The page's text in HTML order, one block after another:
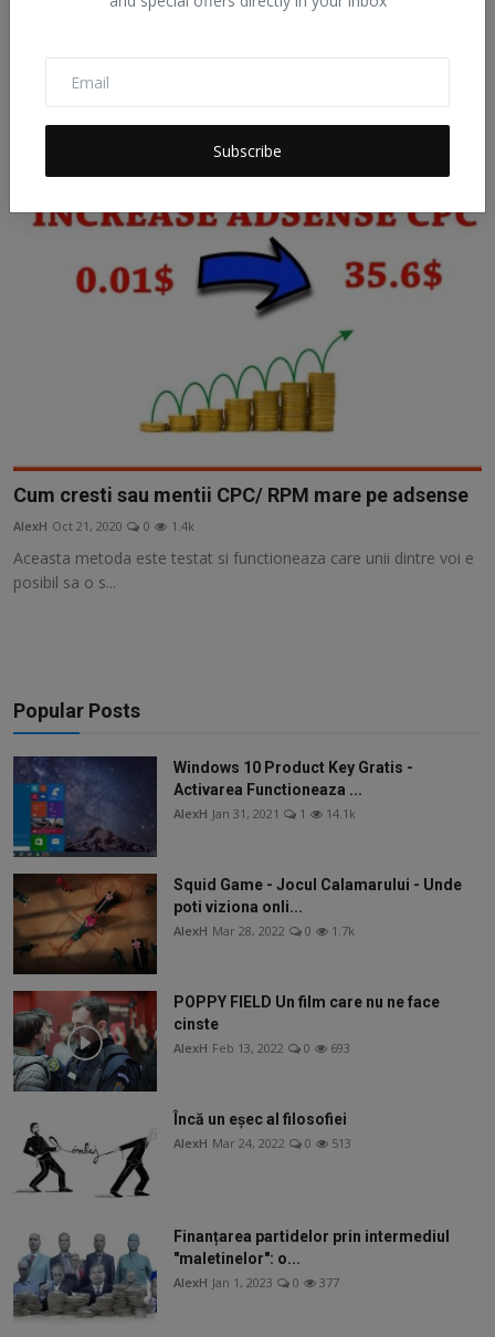
Subscribe
Vignette Ads pe Desktop din 3 Noiembrie
Oct 22, 2020 0 715
Cum cresti sau mentii CPC/ RPM mare pe adsense
AlexH Oct 21, 2020 0 1.4k
Aceasta metoda este testat si functioneaza care unii dintre voi e
posibil sa o s...
Popular Posts
Windows 10 Product Key Gratis -
Activarea Functioneaza ...
AlexH Jan 31, 2021 1 14.1k
Squid Game - Jocul Calamarului - Unde
poti viziona onli...
AlexH Mar 28, 2022 0 1.7k
POPPY FIELD Un film care nu ne face
cinste
AlexH Feb 13, 2022 0 693
Încă un eșec al filosofiei
AlexH Mar 24, 2022 0 513
Finanțarea partidelor prin intermediul
"maletinelor": o...
AlexH Jan 1, 2023 0 377